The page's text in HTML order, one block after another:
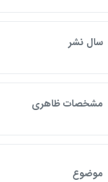
سال نشر
مشخصات ظاهري
موضوع